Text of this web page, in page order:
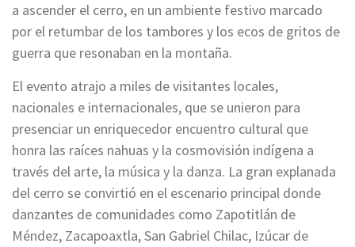
a ascender el cerro, en un ambiente festivo marcado
por el retumbar de los tambores y los ecos de gritos de
guerra que resonaban en la montaña.
El evento atrajo a miles de visitantes locales,
nacionales e internacionales, que se unieron para
presenciar un enriquecedor encuentro cultural que
honra las raíces nahuas y la cosmovisión indígena a
través del arte, la música y la danza. La gran explanada
del cerro se convirtió en el escenario principal donde
danzantes de comunidades como Zapotitlán de
Méndez, Zacapoaxtla, San Gabriel Chilac, Izúcar de